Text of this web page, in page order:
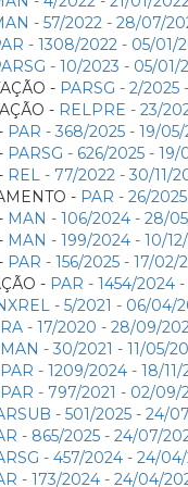
- 57/2022 - 28/07/
- 1308/2022 - 05/01/
- 10/2023 - 05/
- PARSG - 2/2025
- RELPRE - 23/
PAR - 368/2025 - 19/
PARSG - 626/2025 -
REL - 77/2022 - 30/11/
- PAR - 26/
MAN - 106/2024 - 28/
MAN - 199/2024 - 10/
PAR - 156/2025 - 17/
- PAR - 1454/2024
- 5/2021 - 06/04/
RA - 17/2020 - 28/09/
MAN - 30/2021 - 11/05/
PAR - 1209/2024 - 18/
PAR - 797/2021 - 02/09/
- 501/2025 - 24/
- 865/2025 - 24/07/
- 457/2024 - 24/
- 173/2024 - 24/04/